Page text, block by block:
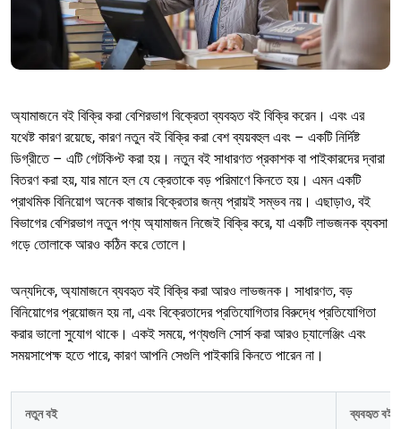
অ্যামাজনে বই বিক্রি করা বেশিরভাগ বিক্রেতা ব্যবহৃত বই বিক্রি করেন। এবং এর
যথেষ্ট কারণ রয়েছে, কারণ নতুন বই বিক্রি করা বেশ ব্যয়বহুল এবং – একটি নির্দিষ্ট
ডিগ্রীতে – এটি গেটকিপ্ট করা হয়। নতুন বই সাধারণত প্রকাশক বা পাইকারদের দ্বারা
বিতরণ করা হয়, যার মানে হল যে ক্রেতাকে বড় পরিমাণে কিনতে হয়। এমন একটি
প্রাথমিক বিনিয়োগ অনেক বাজার বিক্রেতার জন্য প্রায়ই সম্ভব নয়। এছাড়াও, বই
বিভাগের বেশিরভাগ নতুন পণ্য অ্যামাজন নিজেই বিক্রি করে, যা একটি লাভজনক ব্যবসা
গড়ে তোলাকে আরও কঠিন করে তোলে।
অন্যদিকে, অ্যামাজনে ব্যবহৃত বই বিক্রি করা আরও লাভজনক। সাধারণত, বড়
বিনিয়োগের প্রয়োজন হয় না, এবং বিক্রেতাদের প্রতিযোগিতার বিরুদ্ধে প্রতিযোগিতা
করার ভালো সুযোগ থাকে। একই সময়ে, পণ্যগুলি সোর্স করা আরও চ্যালেঞ্জিং এবং
সময়সাপেক্ষ হতে পারে, কারণ আপনি সেগুলি পাইকারি কিনতে পারেন না।
নতুন বই ব্যবহৃত বই